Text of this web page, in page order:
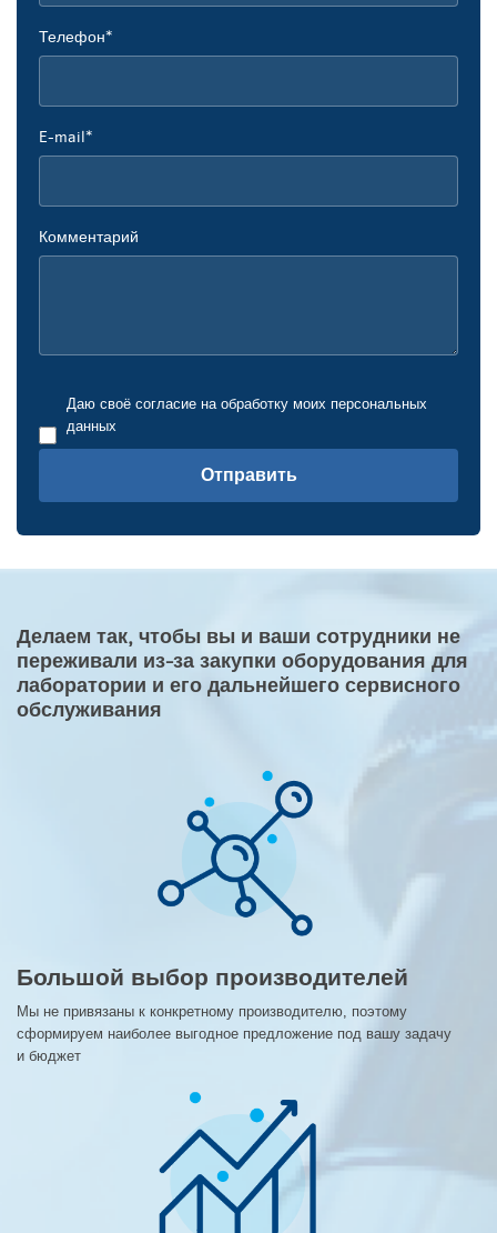
Телефон*
E-mail*
Комментарий
Даю своё согласие на обработку моих персональных
данных
Отправить
Делаем так, чтобы вы и ваши сотрудники не
переживали из-за закупки оборудования для
лаборатории и его дальнейшего сервисного
обслуживания
Большой выбор производителей
Мы не привязаны к конкретному производителю, поэтому
сформируем наиболее выгодное предложение под вашу задачу
и бюджет